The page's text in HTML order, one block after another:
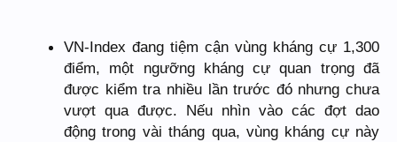
VN-Index đang tiệm cận vùng kháng cự 1,300
điểm, một ngưỡng kháng cự quan trọng đã
được kiểm tra nhiều lần trước đó nhưng chưa
vượt qua được. Nếu nhìn vào các đợt dao
động trong vài tháng qua, vùng kháng cự này